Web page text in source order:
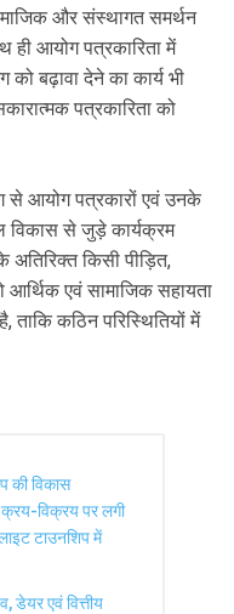
और संस्थागत समर्थन
ही आयोग पत्रकारिता में
को बढ़ावा देने का कार्य भी
पत्रकारिता को
आयोग पत्रकारों एवं उनके
विकास से जुड़े कार्यक्रम
किसी पीड़ित,
आर्थिक एवं सामाजिक सहायता
ताकि कठिन परिस्थितियों में
की विकास
विक्रय पर लगी
टाउनशिप में
डेयर एवं वित्तीय